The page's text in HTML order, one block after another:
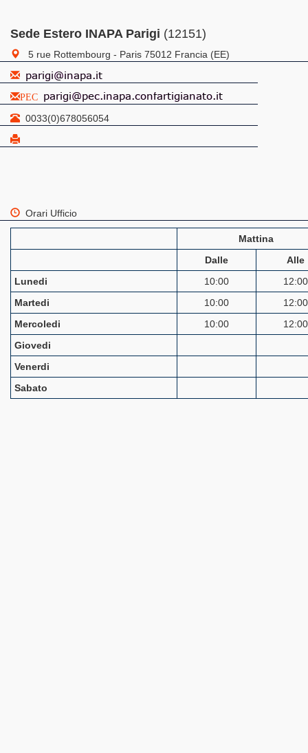
Sede Estero INAPA Parigi (12151)
5 rue Rottembourg - Paris 75012 Francia (EE)
PEC
0033(0)678056054
Orari Ufficio
Mattina
Dalle
Alle
Lunedi
10:00
12:00
Martedi
10:00
12:00
Mercoledi
10:00
12:00
Giovedi
Venerdi
Sabato